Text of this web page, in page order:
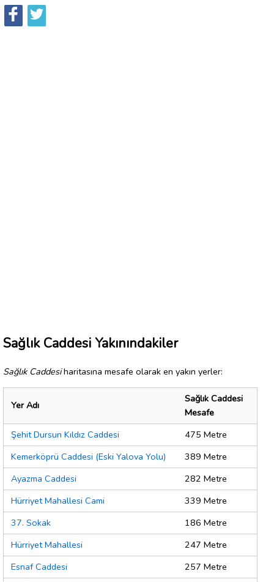
Sağlık Caddesi Yakınındakiler
Sağlık Caddesiharitasına mesafe olarak en yakın yerler:
Yer Adı
Sağlık Caddesi
Mesafe
Şehit Dursun Kıldız Caddesi
475 Metre
Kemerköprü Caddesi (Eski Yalova Yolu)
389 Metre
Ayazma Caddesi
282 Metre
Hürriyet Mahallesi Cami
339 Metre
37. Sokak
186 Metre
Hürriyet Mahallesi
247 Metre
Esnaf Caddesi
257 Metre